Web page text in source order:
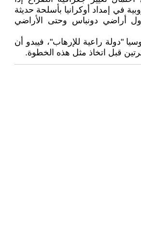
في إمداد أوكرانيا بأسلحة حديثة
أراضي دونباس وحتى الأراضي
"دولة راعية للإرهاب"، فيبدو أن
قبل اتخاذ مثل هذه الخطوة.